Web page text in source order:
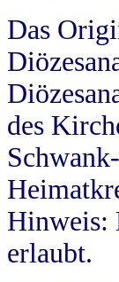
Das
des
Hinweis:
erlaubt.